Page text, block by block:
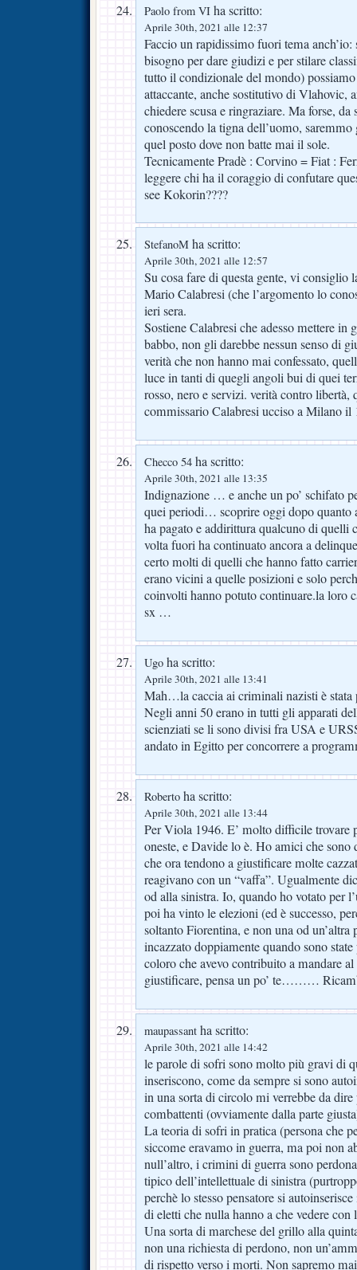
Paolo from VI ha scritto:
Aprile 30th, 2021 alle 12:37
Faccio un rapidissimo fuori tema anch’io:
bisogno per dare giudizi e per stilare
tutto il condizionale del mondo)
attaccante, anche sostitutivo di Vlahovic,
chiedere scusa e ringraziare. Ma forse,
conoscendo la tigna dell’uomo,
quel posto dove non batte mai il sole.
Tecnicamente Pradè : Corvino = Fiat :
leggere chi ha il coraggio di confutare
see Kokorin????
StefanoM ha scritto:
Aprile 30th, 2021 alle 12:57
Su cosa fare di questa gente, vi consiglio
Mario Calabresi (che l’argomento lo
ieri sera.
Sostiene Calabresi che adesso mettere in
babbo, non gli darebbe nessun senso di
verità che non hanno mai confessato,
luce in tanti di quegli angoli bui di quei
rosso, nero e servizi. verità contro
commissario Calabresi ucciso a Milano il
Checco 54 ha scritto:
Aprile 30th, 2021 alle 13:35
Indignazione … e anche un po’ schifato
quei periodi… scoprire oggi dopo quanto
ha pagato e addirittura qualcuno di quelli
volta fuori ha continuato ancora a
certo molti di quelli che hanno fatto
erano vicini a quelle posizioni e solo
coinvolti hanno potuto continuare.la loro
sx …
Ugo ha scritto:
Aprile 30th, 2021 alle 13:41
Mah…la caccia ai criminali nazisti è stata
Negli anni 50 erano in tutti gli apparati
scienziati se li sono divisi fra USA e
andato in Egitto per concorrere a
Roberto ha scritto:
Aprile 30th, 2021 alle 13:44
Per Viola 1946. E’ molto difficile trovare
oneste, e Davide lo è. Ho amici che
che ora tendono a giustificare molte
reagivano con un “vaffa”. Ugualmente
od alla sinistra. Io, quando ho votato per
poi ha vinto le elezioni (ed è successo,
soltanto Fiorentina, e non una od
incazzato doppiamente quando sono
coloro che avevo contribuito a mandare
giustificare, pensa un po’ te………
maupassant ha scritto:
Aprile 30th, 2021 alle 14:42
le parole di sofri sono molto più gravi di
inseriscono, come da sempre si sono
in una sorta di circolo mi verrebbe da
combattenti (ovviamente dalla parte
La teoria di sofri in pratica (persona che
siccome eravamo in guerra, ma poi non
null’altro, i crimini di guerra sono
tipico dell’intellettuale di sinistra
perchè lo stesso pensatore si
di eletti che nulla hanno a che vedere
Una sorta di marchese del grillo alla
non una richiesta di perdono, non
di rispetto verso i morti. Non sapremo